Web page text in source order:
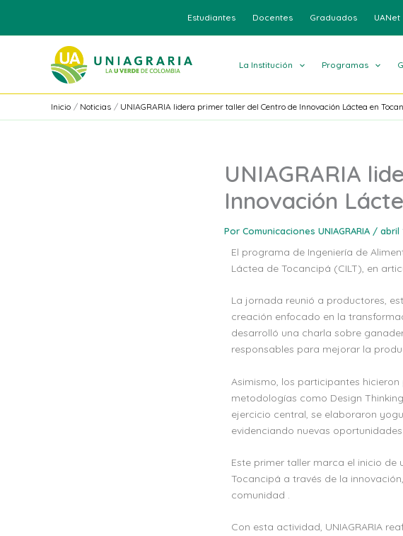
contenido
Estudiantes Docentes Graduados UANet
La Institución Programas
Inicio Noticias UNIAGRARIA lidera primer taller del Centro de Innovación Láctea en
UNIAGRARIA
Innovación
Por Comunicaciones UNIAGRARIA / abril
El programa de Ingeniería de
Láctea de Tocancipá (CILT), en
La jornada reunió a productores,
creación enfocado en la
desarrolló una charla sobre
responsables para mejorar la
Asimismo, los participantes
metodologías como Design
ejercicio central, se elaboraron
evidenciando nuevas
Este primer taller marca el inicio
Tocancipá a través de la
comunidad .
Con esta actividad, UNIAGRARIA